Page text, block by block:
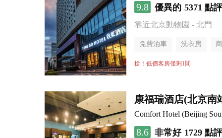
9.8 優異的 5371 點評
靠近北京動物園 - 北門
免費泊車 洗衣房
搶！低價客房僅剩1間
康福瑞酒店(北京南
Comfort Hotel (Beijing
8.6 非常好 1729 點評